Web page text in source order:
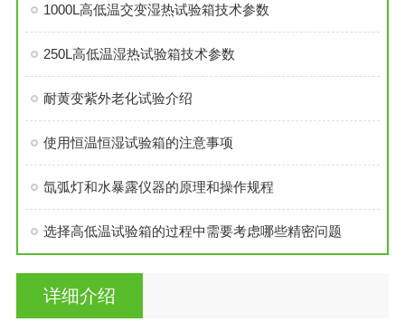
1000L高低温交变湿热试验箱技术参数
250L高低温湿热试验箱技术参数
耐黄变紫外老化试验介绍
使用恒温恒湿试验箱的注意事项
氙弧灯和水暴露仪器的原理和操作规程
选择高低温试验箱的过程中需要考虑哪些精密问题
详细介绍